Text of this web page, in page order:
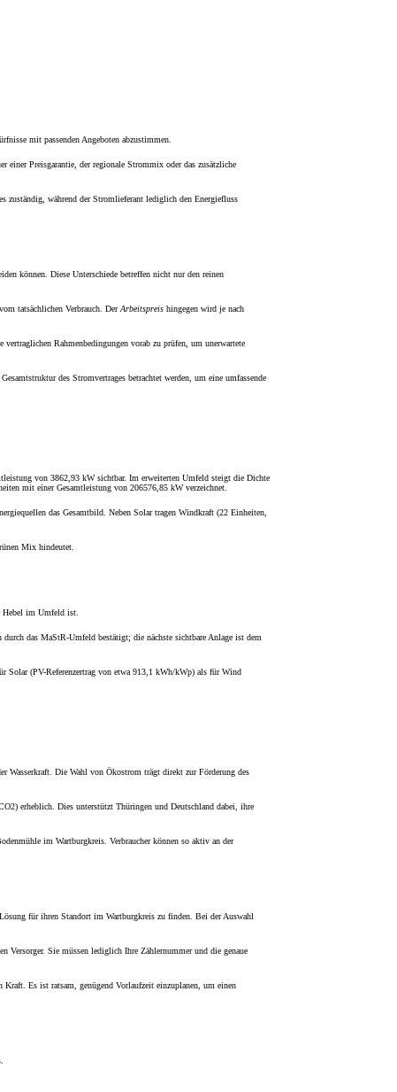
mit passenden Angeboten abzustimmen.
einer Preisgarantie, der regionale Strommix oder das zusätzliche
zuständig, während der Stromlieferant lediglich den Energiefluss
können. Diese Unterschiede betreffen nicht nur den reinen
tatsächlichen Verbrauch. DerArbeitspreis hingegen wird je nach
Rahmenbedingungen vorab zu prüfen, um unerwartete
des Stromvertrages betrachtet werden, um eine umfassende
von 3862,93 kW sichtbar. Im erweiterten Umfeld steigt die Dichte
mit einer Gesamtleistung von 206576,85 kW verzeichnet.
das Gesamtbild. Neben Solar tragen Windkraft (22 Einheiten,
Mix hindeutet.
Hebel im Umfeld ist.
das MaStR-Umfeld bestätigt; die nächste sichtbare Anlage ist dem
Solar (PV-Referenzertrag von etwa 913,1 kWh/kWp) als für Wind
Wasserkraft. Die Wahl von Ökostrom trägt direkt zur Förderung des
erheblich. Dies unterstützt Thüringen und Deutschland dabei, ihre
im Wartburgkreis. Verbraucher können so aktiv an der
für ihren Standort im Wartburgkreis zu finden. Bei der Auswahl
Versorger. Sie müssen lediglich Ihre Zählernummer und die genaue
Kraft. Es ist ratsam, genügend Vorlaufzeit einzuplanen, um einen